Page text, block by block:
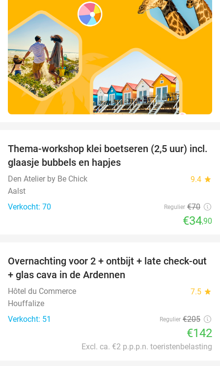
50%
Thema-workshop klei boetseren (2,5 uur) incl.
glaasje bubbels en hapjes
Den Atelier by Be Chick 9.4 star
Aalst
Verkocht: 70
Regulier €70
€34,90
31%
Overnachting voor 2 + ontbijt + late check-out
+ glas cava in de Ardennen
Hôtel du Commerce 7.5 star
Houffalize
Verkocht: 51
Regulier €205
€142
Excl. ca. €2 p.p.p.n. toeristenbelasting